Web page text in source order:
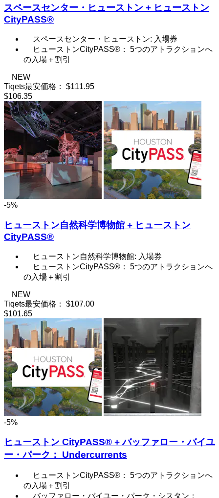
スペースセンター・ヒューストン + ヒューストン
CityPASS®
スペースセンター・ヒューストン: 入場券
ヒューストンCityPASS®： 5つのアトラクションへ
の入場＋割引
NEW
Tiqets最安価格：
$111.95
$106.35
-5%
ヒューストン自然科学博物館 + ヒューストン
CityPASS®
ヒューストン自然科学博物館: 入場券
ヒューストンCityPASS®： 5つのアトラクションへ
の入場＋割引
NEW
Tiqets最安価格：
$107.00
$101.65
-5%
ヒューストン CityPASS® + バッファロー・バイユ
ー・パーク： Undercurrents
ヒューストンCityPASS®： 5つのアトラクションへ
の入場＋割引
バッファロー・バイユー・パーク・シスタン：